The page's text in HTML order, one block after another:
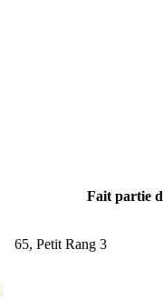
Fait partie
65, Petit Rang 3